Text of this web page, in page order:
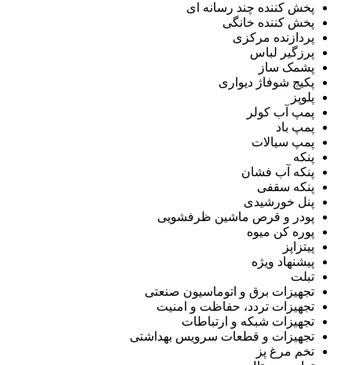
پخش کننده چند رسانه ای
پخش کننده خانگی
پردازنده مرکزی
پرزگیر لباس
پشمک ساز
پکیج شوفاژ دیواری
پلوپز
پمپ آب کولر
پمپ باد
پمپ سیالات
پنکه
پنکه آب فشان
پنکه سقفی
پنل خورشیدی
پودر و قرص ماشین ظرفشویی
پوره کن میوه
پیتزاپز
پیشنهاد ویژه
تبلت
تجهیزات برق و اتوماسیون صنعتی
تجهیزات تردد، حفاظت و امنیت
تجهیزات شبکه و ارتباطات
تجهیزات و قطعات سرویس بهداشتی
تخم مرغ پز